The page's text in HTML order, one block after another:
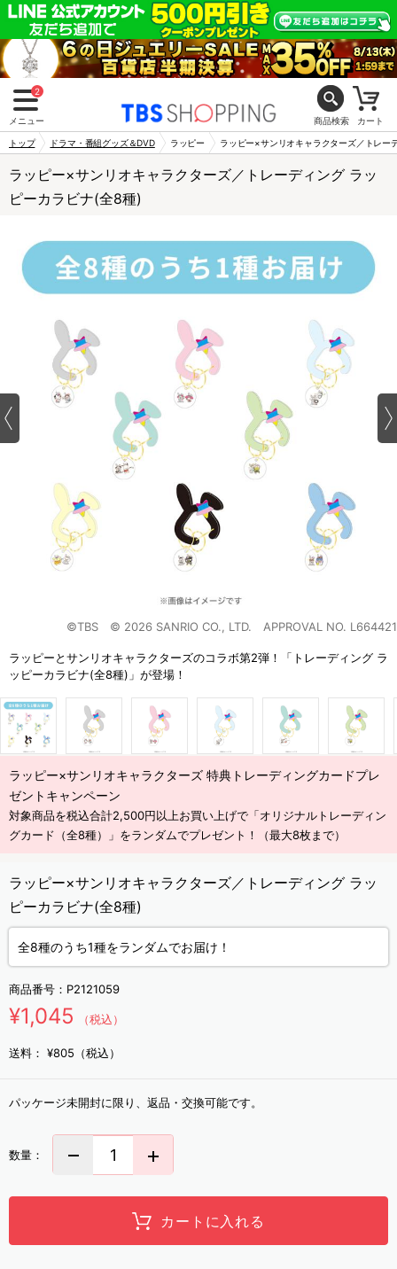
2
メニュー 商品検索 カート
トップ ドラマ・番組グッズ＆DVD ラッピー ラッピー×サンリオキャラクターズ／トレー
ラッピー×サンリオキャラクターズ／トレーディング ラッ
ピーカラビナ(全8種)
©TBS © 2026 SANRIO CO., LTD. APPROVAL NO. L664421
ラッピーとサンリオキャラクターズのコラボ第2弾！「トレーディング ラ
ッピーカラビナ(全8種)」が登場！
ラッピー×サンリオキャラクターズ 特典トレーディングカードプレ
ゼントキャンペーン
対象商品を税込合計2,500円以上お買い上げで「オリジナルトレーディン
グカード（全8種）」をランダムでプレゼント！（最大8枚まで）
ラッピー×サンリオキャラクターズ／トレーディング ラッ
ピーカラビナ(全8種)
全8種のうち1種をランダムでお届け！
商品番号： P2121059
¥1,045 （税込）
送料： ¥805（税込）
パッケージ未開封に限り、返品・交換可能です。
数量：
カートに入れる